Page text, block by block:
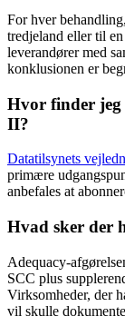
For hver
tredjeland eller til
leverandører med
konklusionen er
Hvor finder jeg
II?
Datatilsynets
primære
anbefales at
Hvad sker der
Adequacy-
SCC plus
Virksomheder, der
vil skulle